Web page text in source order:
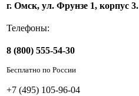
г. Омск, ул. Фрунзе 1, корпус 3.
Телефоны:
8 (800) 555-54-30
Бесплатно по России
+7 (495) 105-96-04